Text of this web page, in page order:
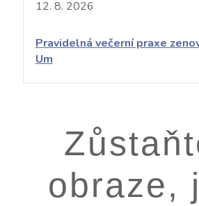
12. 8. 2026
Pravidelná večerní praxe
Um
obraze,